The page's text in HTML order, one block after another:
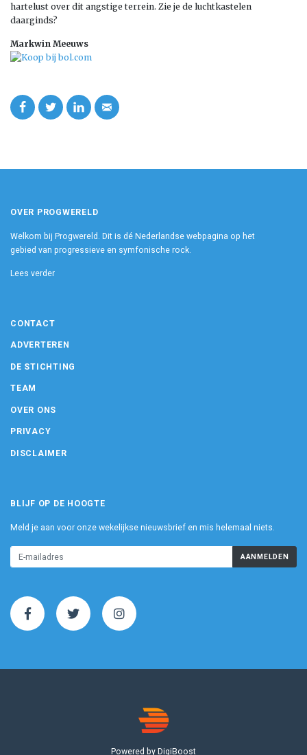
hartelust over dit angstige terrein. Zie je de luchtkastelen
daarginds?
Markwin Meeuws
OVER PROGWERELD
Welkom bij Progwereld. Dit is dé Nederlandse webpagina op het
gebied van progressieve en symfonische rock.
Lees verder
CONTACT
ADVERTEREN
DE STICHTING
TEAM
OVER ONS
PRIVACY
DISCLAIMER
BLIJF OP DE HOOGTE
Meld je aan voor onze wekelijkse nieuwsbrief en mis helemaal niets.
AANMELDEN
Powered by DigiBoost